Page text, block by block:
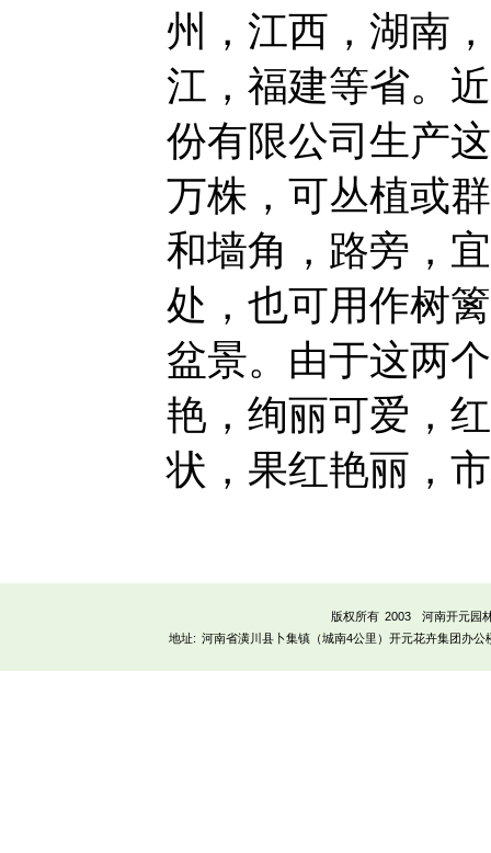
州，江西，湖南
江，福建等省。
份有限公司生产
万株，可丛植或
和墙角，路旁，
处，也可用作树
盆景。由于这两
艳，绚丽可爱，
状，果红艳丽，
版权所有 2003 河南开元园
地址: 河南省潢川县卜集镇（城南4公里）开元花卉集团办公